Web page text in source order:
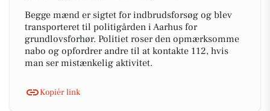
Begge mænd er sigtet for indbrudsforsøg og blev
transporteret til politigården i Aarhus for
grundlovsforhør. Politiet roser den opmærksomme
nabo og opfordrer andre til at kontakte 112, hvis
man ser mistænkelig aktivitet.
Kopiér link